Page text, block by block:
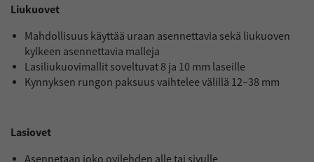
Liukuovet
Mahdollisuus käyttää uraan asennettavia sekä liukuoven
kylkeen asennettavia malleja
Lasiliukuovimallit soveltuvat 8 ja 10 mm laseille
Kynnyksen rungon paksuus vaihtelee välillä 12–38 mm
Lasiovet